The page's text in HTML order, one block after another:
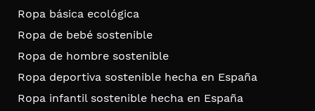
Ropa básica ecológica
Ropa de bebé sostenible
Ropa de hombre sostenible
Ropa deportiva sostenible hecha en España
Ropa infantil sostenible hecha en España